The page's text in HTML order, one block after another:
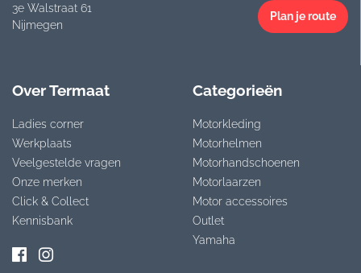
3e Walstraat 61
Nijmegen
Plan je route
Over Termaat
Ladies corner
Werkplaats
Veelgestelde vragen
Onze merken
Click & Collect
Kennisbank
Categorieën
Motorkleding
Motorhelmen
Motorhandschoenen
Motorlaarzen
Motor accessoires
Outlet
Yamaha